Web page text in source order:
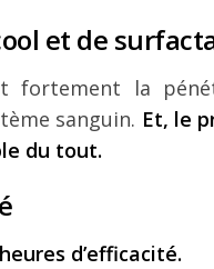
et de
fortement la
sanguin. Et, le
du tout.
heures d’efficacité.